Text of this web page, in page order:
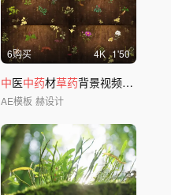
6购买 4K 1'50
中医中药材草药背景视频AE模版-2
AE模板 赫设计